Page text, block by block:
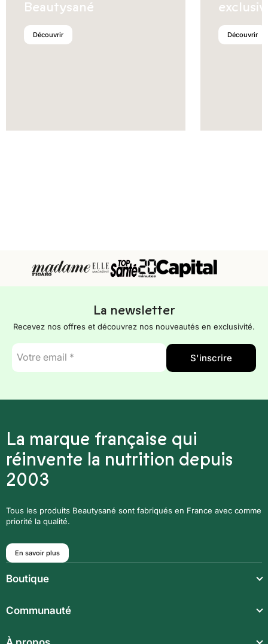
Beautysané
Découvrir Découvrir
La newsletter
Recevez nos offres et découvrez nos nouveautés en exclusivité.
E-
mail
*
S'inscrire
La marque française qui
réinvente la nutrition depuis
2003
Tous les produits Beautysané sont fabriqués en France avec comme
priorité la qualité.
En savoir plus
Boutique
Communauté
Communauté